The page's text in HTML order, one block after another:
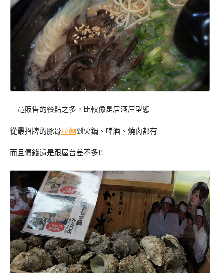
一竜販售的餐點之多，比較像是居酒屋型態
從最招牌的豚骨拉麵到火鍋、啤酒、燒肉都有
而且價錢還是跟屋台差不多!!